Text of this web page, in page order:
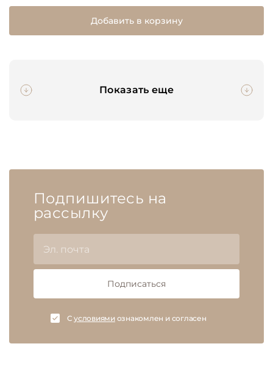
Добавить в корзину
Показать еще
Подпишитесь на
рассылку
Подписаться
Cусловиямиознакомлен и согласен